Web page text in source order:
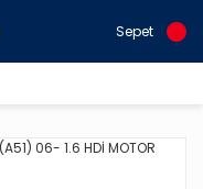
Sepet